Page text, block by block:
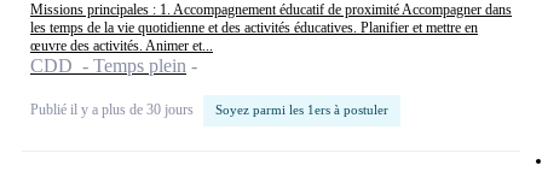
Missions principales : 1. Accompagnement éducatif de proximité Accompagner dans
les temps de la vie quotidienne et des activités éducatives. Planifier et mettre en
œuvre des activités. Animer et...
CDD - Temps plein
Publié il y a plus de 30 jours Soyez parmi les 1ers à postuler